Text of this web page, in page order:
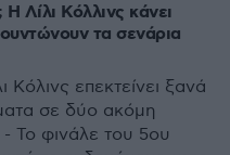
Λίλι Κόλλινς κάνει
τα σενάρια
επεκτείνει ξανά
σε δύο ακόμη
Το φινάλε του 5ου